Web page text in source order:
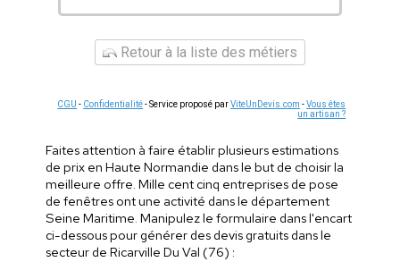
Retour à la liste des métiers
CGU - Confidentialité- Service proposé parViteUnDevis.com -Vous êtes
un artisan ?
Faites attention à faire établir plusieurs estimations
de prix en Haute Normandie dans le but de choisir la
meilleure offre. Mille cent cinq entreprises de pose
de fenêtres ont une activité dans le département
Seine Maritime. Manipulez le formulaire dans l'encart
ci-dessous pour générer des devis gratuits dans le
secteur de Ricarville Du Val (76) :